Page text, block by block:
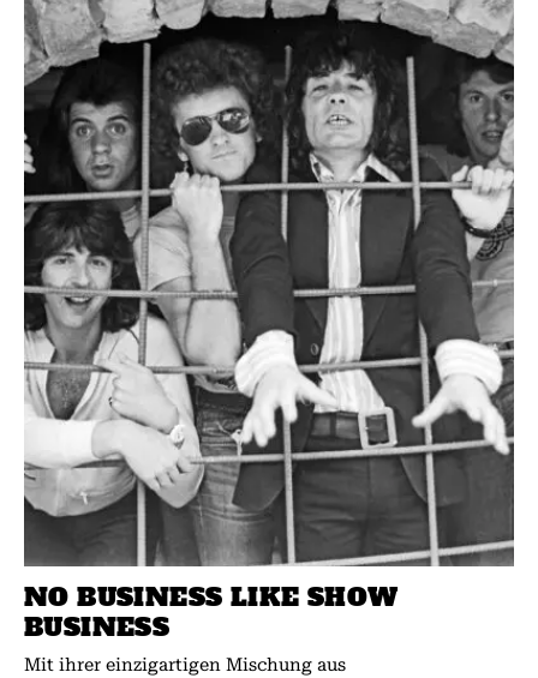
NO BUSINESS LIKE SHOW
BUSINESS
Mit ihrer einzigartigen Mischung aus